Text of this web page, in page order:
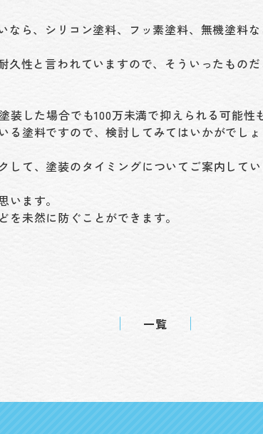
ら、シリコン塗料、フッ素塗料、無機塗料な
久性と言われていますので、そういったもの
した場合でも100万未満で抑えられる可能性
塗料ですので、検討してみてはいかがでしょ
て、塗装のタイミングについてご案内してい
ます。
未然に防ぐことができます。
一覧